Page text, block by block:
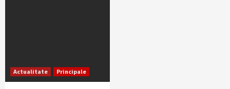
Actualitate Principale